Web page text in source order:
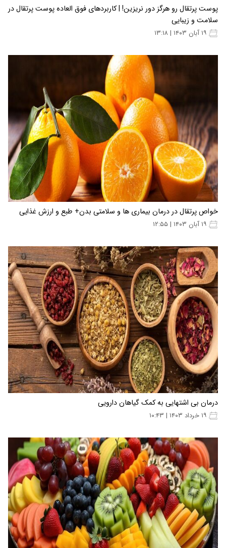
پوست پرتقال رو هرگز دور نریزین! | کاربردهای فوق العاده پوست پرتقال در
سلامت و زیبایی
خواص پرتقال در درمان بیماری ها و سلامتی بدن+ طبع و ارزش غذایی
درمان بی اشتهایی به کمک گیاهان دارویی